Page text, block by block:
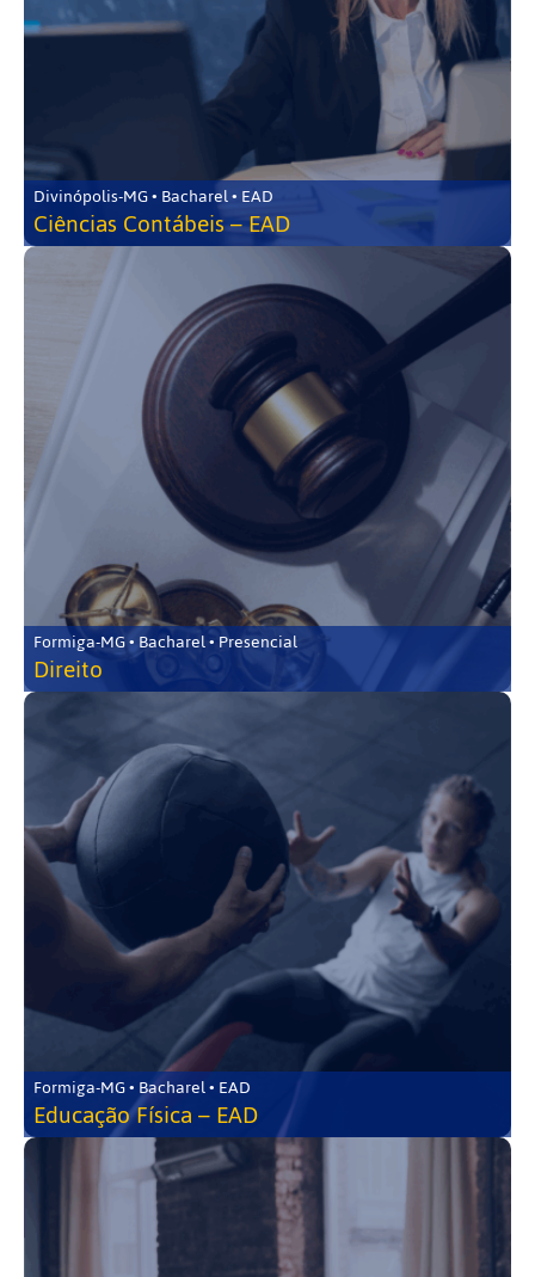
Divinópolis-MG • Bacharel • EAD
Ciências Contábeis – EAD
Formiga-MG • Bacharel • Presencial
Direito
Formiga-MG • Bacharel • EAD
Educação Física – EAD